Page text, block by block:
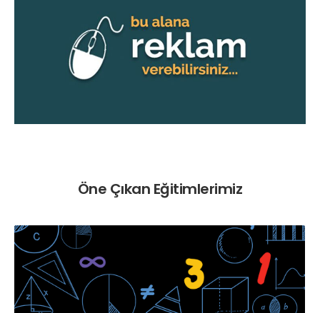
Öne Çıkan Eğitimlerimiz